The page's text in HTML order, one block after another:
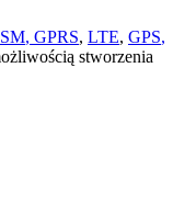
, GPRS, LTE, GPS,
stworzenia